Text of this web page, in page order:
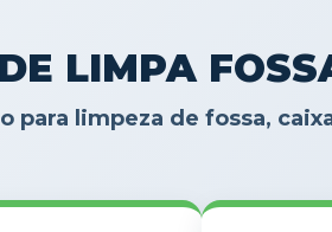
LIMPA
para limpeza de fossa,